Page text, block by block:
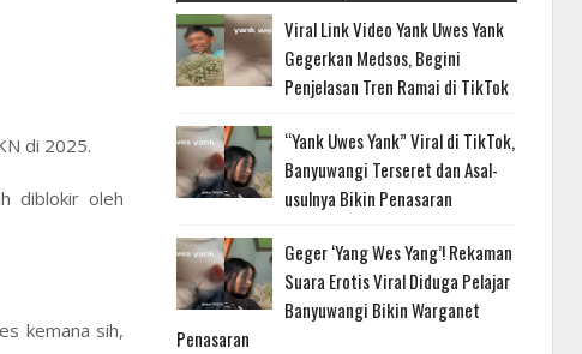
di 2025.
diblokir oleh
kemana sih,
Viral Link Video Yank Uwes Yank
Gegerkan Medsos, Begini
Penjelasan Tren Ramai di TikTok
“Yank Uwes Yank” Viral di TikTok,
Banyuwangi Terseret dan Asal-
usulnya Bikin Penasaran
Geger ‘Yang Wes Yang’! Rekaman
Suara Erotis Viral Diduga Pelajar
Banyuwangi Bikin Warganet
Penasaran